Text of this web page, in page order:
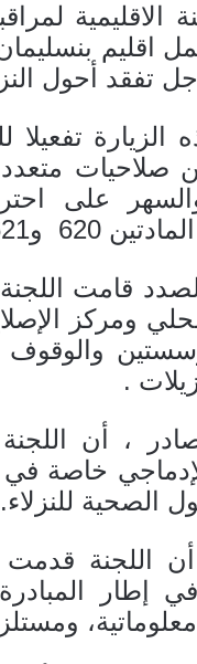
الاقليمية
اقليم
تفقد أحول
الزيارة تفعيلا
صلاحيات
على
المسطرة الجنائية .
قامت
ومركز
.
، أن
خاصة في
الصحية للنزلاء.
اللجنة قدمت
في إطار